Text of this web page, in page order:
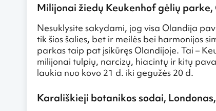
Milijonai žiedų Keukenhof gėlių
Nesuklysite sakydami, jog visa Olandija
tik šios šalies, bet ir meilės bei harmonijos
parkas taip pat įsikūręs Olandijoje. Tai –
milijonai tulpių, narcizų, hiacintų ir kitų
laukia nuo kovo 21 d. iki gegužės 20 d.
Karališkieji botanikos sodai,